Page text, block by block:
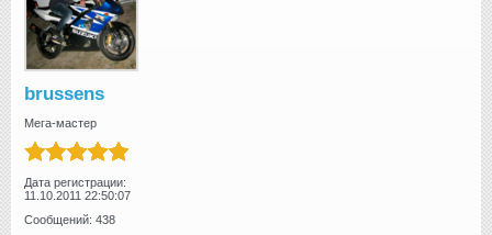
brussens
Мега-мастер
Дата регистрации:
11.10.2011 22:50:07
Сообщений: 438